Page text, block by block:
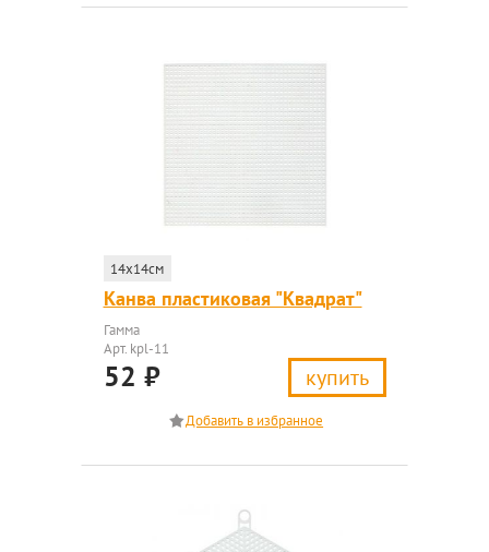
14x14см
Канва пластиковая "Квадрат"
Гамма
Арт. kpl-11
52 ₽ купить